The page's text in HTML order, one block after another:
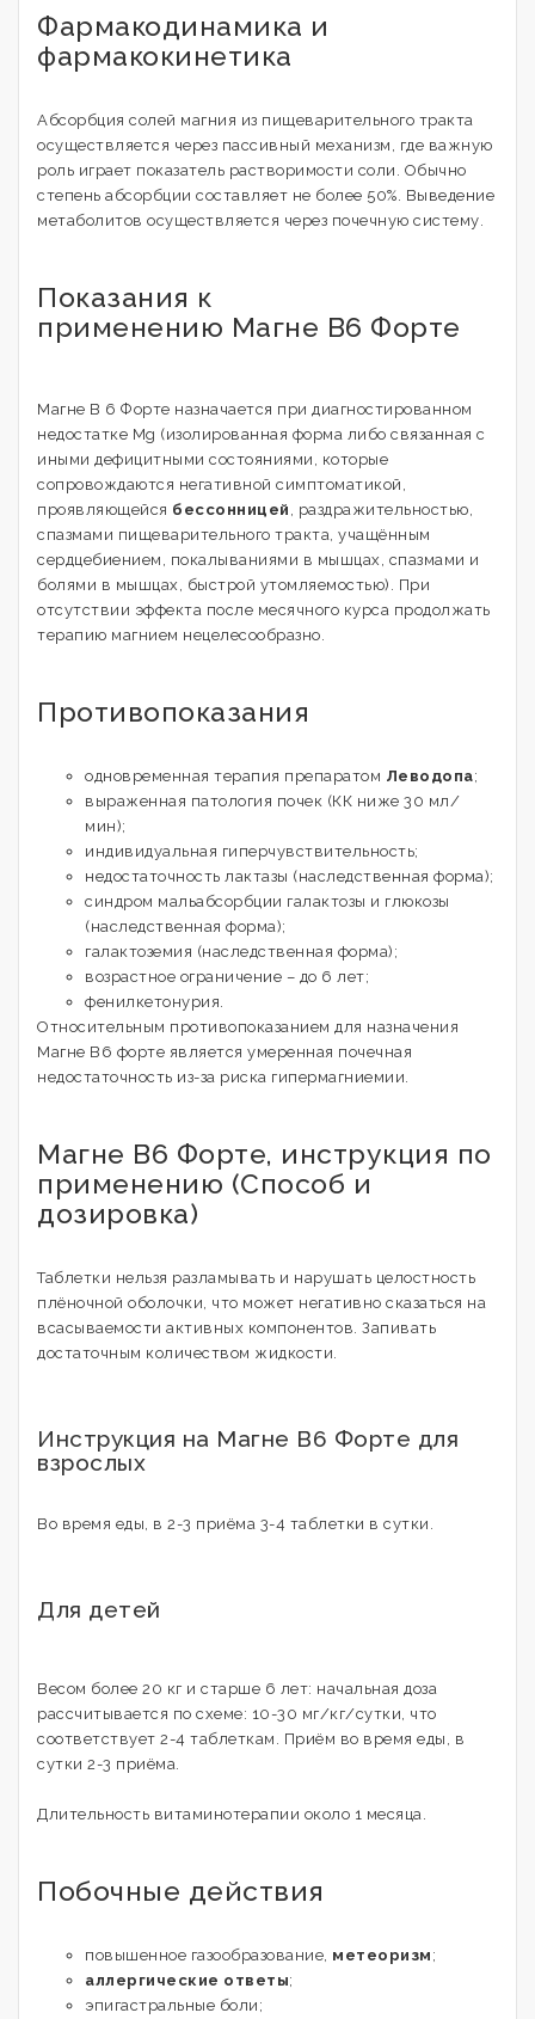
Фармакодинамика и
фармакокинетика
Абсорбция солей магния из пищеварительного тракта
осуществляется через пассивный механизм, где важную
роль играет показатель растворимости соли. Обычно
степень абсорбции составляет не более 50%. Выведение
метаболитов осуществляется через почечную систему.
Показания к
применению Магне В6 Форте
Магне В 6 Форте назначается при диагностированном
недостатке Mg (изолированная форма либо связанная с
иными дефицитными состояниями, которые
сопровождаются негативной симптоматикой,
проявляющейся бессонницей , раздражительностью,
спазмами пищеварительного тракта, учащённым
сердцебиением, покалываниями в мышцах, спазмами и
болями в мышцах, быстрой утомляемостью). При
отсутствии эффекта после месячного курса продолжать
терапию магнием нецелесообразно.
Противопоказания
одновременная терапия препаратом Леводопа;
выраженная патология почек (КК ниже 30 мл/
мин);
индивидуальная гиперчувствительность;
недостаточность лактазы (наследственная форма);
синдром мальабсорбции галактозы и глюкозы
(наследственная форма);
галактоземия (наследственная форма);
возрастное ограничение – до 6 лет;
фенилкетонурия.
Относительным противопоказанием для назначения
Магне B6 форте является умеренная почечная
недостаточность из-за риска гипермагниемии.
Магне В6 Форте, инструкция по
применению (Способ и
дозировка)
Таблетки нельзя разламывать и нарушать целостность
плёночной оболочки, что может негативно сказаться на
всасываемости активных компонентов. Запивать
достаточным количеством жидкости.
Инструкция на Магне В6 Форте для
взрослых
Во время еды, в 2-3 приёма 3-4 таблетки в сутки.
Для детей
Весом более 20 кг и старше 6 лет: начальная доза
рассчитывается по схеме: 10-30 мг/кг/сутки, что
соответствует 2-4 таблеткам. Приём во время еды, в
сутки 2-3 приёма.
Длительность витаминотерапии около 1 месяца.
Побочные действия
повышенное газообразование, метеоризм ;
аллергические ответы;
эпигастральные боли;